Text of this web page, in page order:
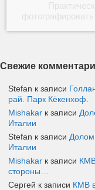
фотографировать
Свежие
Stefan к записи
рай. Парк Кёкенхоф.
Mishakar к записи
Италии
Stefan к записи
Италии
Mishakar к записи
стороны…
Сергей к записи КМВ